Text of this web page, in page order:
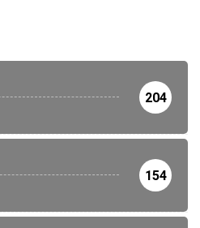
204
154